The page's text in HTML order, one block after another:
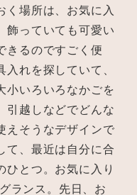
く場所は、お気に入
飾っていても可愛い
きるのですごく便
れを探していて、
小いろいろなかごを
引越しなどでどんな
えそうなデザインで
て、最近は自分に合
ひとつ。お気に入り
ランス。先日、お